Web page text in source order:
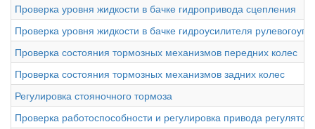
Проверка уровня жидкости в бачке гидропривода сцепления
Проверка уровня жидкости в бачке гидроусилителя
Проверка состояния тормозных механизмов передних колес
Проверка состояния тормозных механизмов задних колес
Регулировка стояночного тормоза
Проверка работоспособности и регулировка привода